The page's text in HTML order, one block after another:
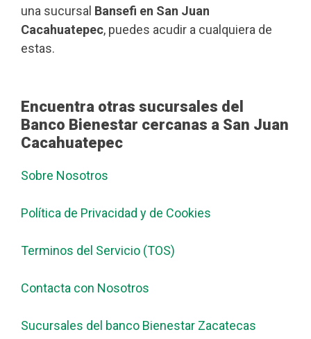
una sucursal Bansefi en San Juan
Cacahuatepec, puedes acudir a cualquiera de
estas.
Encuentra otras sucursales del
Banco Bienestar cercanas a San Juan
Cacahuatepec
Sobre Nosotros
Política de Privacidad y de Cookies
Terminos del Servicio (TOS)
Contacta con Nosotros
Sucursales del banco Bienestar Zacatecas